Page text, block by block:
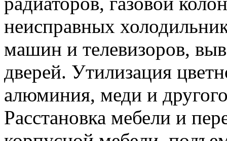
неисправных
машин и телевизоров,
дверей. Утилизация
алюминия, меди и
Расстановка мебели и